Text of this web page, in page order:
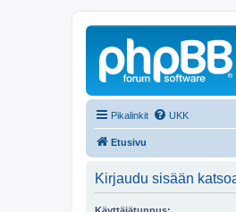
Pikalinkit UKK
Etusivu
Kirjaudu sisään
Käyttäjätunnus: